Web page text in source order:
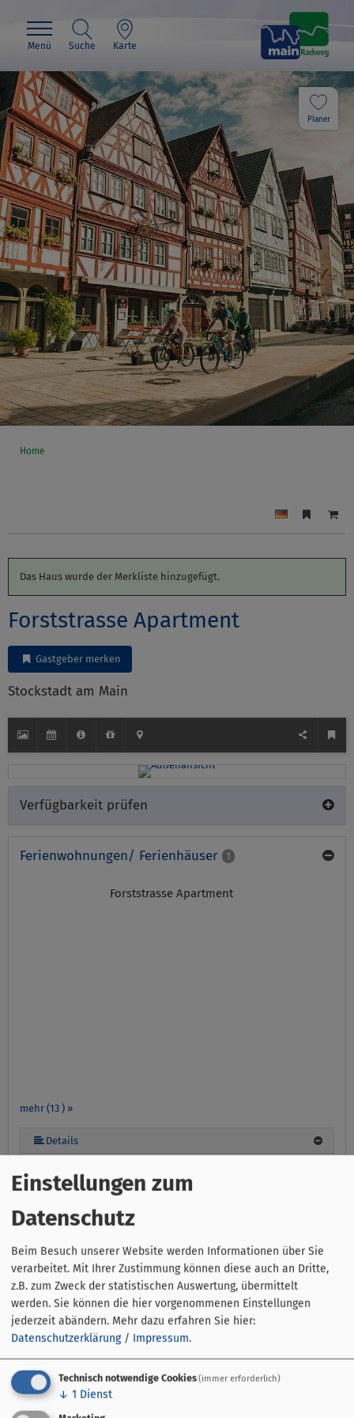
Menü Suche Karte
Planer
Home
Das Haus wurde der Merkliste hinzugefügt.
Forststrasse Apartment
Gastgeber merken
Stockstadt am Main
Verfügbarkeit prüfen
Ferienwohnungen/ Ferienhäuser 1
mehr (13 ) »
mehr (13 ) »
mehr (13 ) »
mehr (13 ) »
mehr (13 ) »
mehr (13 ) »
mehr (13 ) »
mehr (13 ) »
mehr (13 ) »
mehr (13 ) »
Forststrasse Apartment
Details
Das Apartment ist modern eingerichtet. Optimal für
Wochenendheimfahrer, Urlauber oder Wohnen auf
mit Herd, Backofen, Kapsel-Kaffeemaschine (Dolce
selbst zu versorgen. Das moderne Badezimmer ist mit
einer ebenerdigen Dusche ausgestattet. Das
Apartment ist für 1 bis 2 Personen geeignet.
Kostenfreies WLAN und Parkplätze an der Straße
stehen Ihnen zur Verfügung. Wir freuen uns auf Sie.
Haustiere sind nicht erlaubt.
Stockwerk Etage:
Balkon/Terrasse am Zimmer, Bügelbrett, Essecke, Fernseher,
Einstellungen zum
Datenschutz
Beim Besuch unserer Website werden Informationen über Sie
verarbeitet. Mit Ihrer Zustimmung können diese auch an Dritte,
z.B. zum Zweck der statistischen Auswertung, übermittelt
werden. Sie können die hier vorgenommenen Einstellungen
jederzeit abändern. Mehr dazu erfahren Sie hier:
Datenschutzerklärung/ Impressum.
Technisch notwendige Cookies(immer erforderlich)
↓ 1 Dienst